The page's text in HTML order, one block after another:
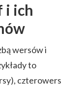
i ich
wersów i
to
czterowers